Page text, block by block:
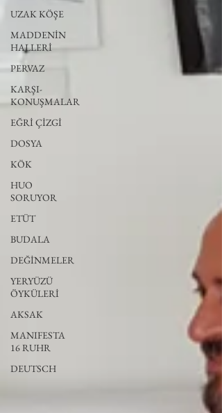
UZAK KÖŞE
MADDENİN
HALLERİ
PERVAZ
KARŞI-
KONUŞMALAR
EĞRİ ÇİZGİ
DOSYA
KÖK
HUO
SORUYOR
ETÜT
BUDALA
DEĞİNMELER
YERYÜZÜ
ÖYKÜLERİ
AKSAK
MANIFESTA
16 RUHR
DEUTSCH